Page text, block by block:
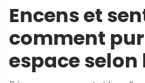
Encens et
comment
espace selon